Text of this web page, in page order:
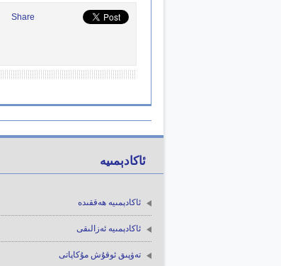
Share
ئاكادېمىيە
ئاكادېمىيە ھەققىدە
ئاكادېمىيە ئەزالىقى
تەۋپىق ئوقۇش مۇكاپاتى